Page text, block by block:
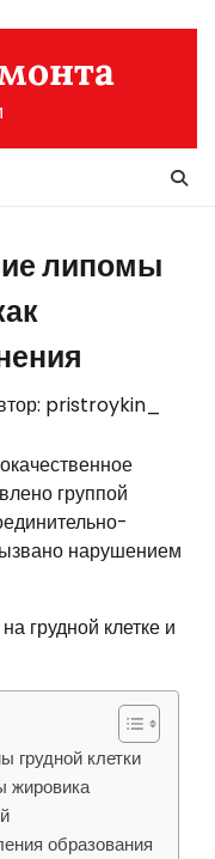
липомы
pristroykin_
группой
нарушением
грудной клетки
жировика
образования